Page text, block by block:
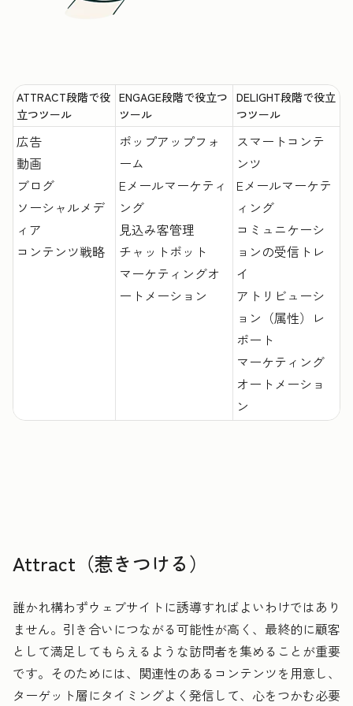
ATTRACT段階で役
立つツール
ENGAGE段階で役立つ
ツール
DELIGHT段階で役立
つツール
広告
動画
ブログ
ソーシャルメデ
ィア
コンテンツ戦略
ポップアップフォ
ーム
Eメールマーケティ
ング
見込み客管理
チャットボット
マーケティングオ
ートメーション
スマートコンテ
ンツ
Eメールマーケテ
ィング
コミュニケーシ
ョンの受信トレ
イ
アトリビューシ
ョン（属性）レ
ポート
マーケティング
オートメーショ
ン
Attract（惹きつける）
誰かれ構わずウェブサイトに誘導すればよいわけではあり
ません。 引き合いにつながる可能性が高く、最終的に顧客
として満足してもらえるような訪問者を集めることが重要
です。そのためには、関連性のあるコンテンツを用意し、
ターゲット層にタイミングよく発信して、心をつかむ必要